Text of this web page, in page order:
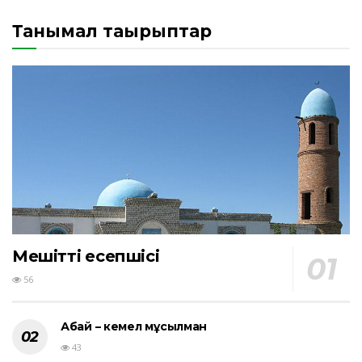
Танымал тақырыптар
Мешіттің есепшісі
56
Абай – кемел мұсылман
43